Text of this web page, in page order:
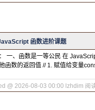
函数进阶课题
一、函数是一等公民 在
函数的返回值 // 1. 赋值给变量
@ 2026-08-03 00:00 lzhdim 阅